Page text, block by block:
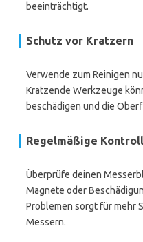
beeinträchtigt.
Schutz vor Kratzern
Verwende zum Reinigen
Kratzende Werkzeuge
beschädigen und die
Regelmäßige
Überprüfe deinen
Magnete oder
Problemen sorgt für mehr
Messern.